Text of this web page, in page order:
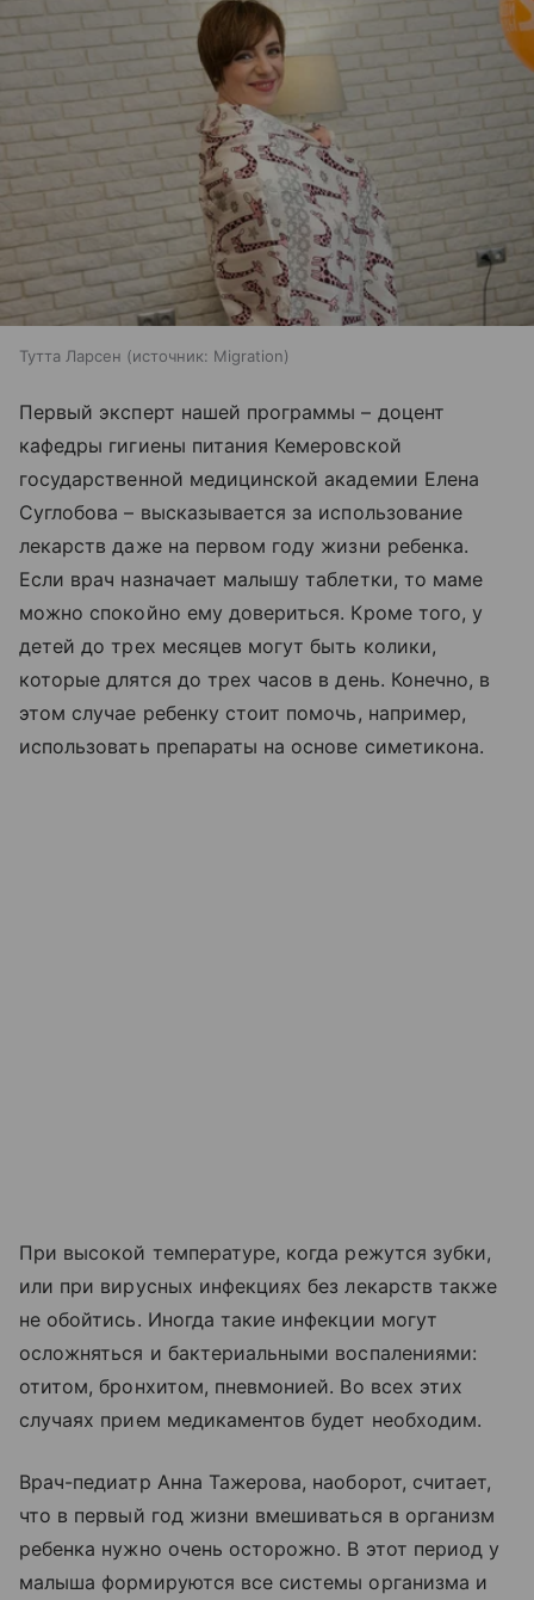
Тутта Ларсен источник: Migration
Первый эксперт нашей программы – доцент
кафедры гигиены питания Кемеровской
государственной медицинской академии Елена
Суглобова – высказывается за использование
лекарств даже на первом году жизни ребенка.
Если врач назначает малышу таблетки, то маме
можно спокойно ему довериться. Кроме того, у
детей до трех месяцев могут быть колики,
которые длятся до трех часов в день. Конечно, в
этом случае ребенку стоит помочь, например,
использовать препараты на основе симетикона.
При высокой температуре, когда режутся зубки,
или при вирусных инфекциях без лекарств также
не обойтись. Иногда такие инфекции могут
осложняться и бактериальными воспалениями:
отитом, бронхитом, пневмонией. Во всех этих
случаях прием медикаментов будет необходим.
Врач-педиатр Анна Тажерова, наоборот, считает,
что в первый год жизни вмешиваться в организм
ребенка нужно очень осторожно. В этот период у
малыша формируются все системы организма и